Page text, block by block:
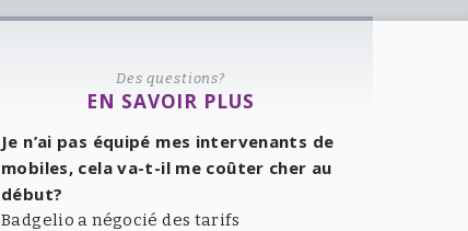
Des questions?
EN SAVOIR PLUS
Je n’ai pas équipé mes intervenants de
mobiles, cela va-t-il me coûter cher au
début?
Badgelio a négocié des tarifs